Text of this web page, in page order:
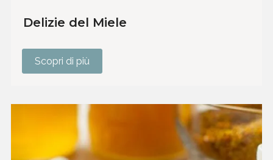
Delizie del Miele
Scopri di più